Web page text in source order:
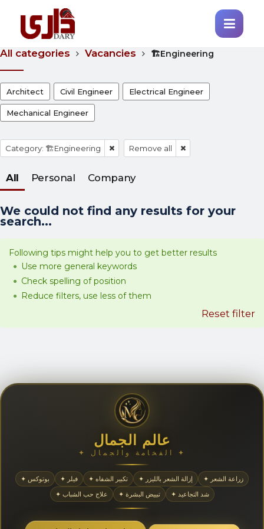
All categories Vacancies 🏗️Engineering
Architect Civil Engineer Electrical Engineer
Mechanical Engineer
Category: 🏗️Engineering Remove all
All Personal Company
We could not find any results for your
search...
Following tips might help you to get better results
Use more general keywords
Check spelling of position
Reduce filters, use less of them
Reset filter
عالم الجمال
✦ الفخامة والجمال ✦
✦ بوتوكس ✦ فيلر ✦ تكبير الشفاه ✦ إزالة الشعر بالليزر
✦ زراعة الشعر
✦ علاج حب الشباب
✦ تبييض البشرة ✦ شد التجاعيد